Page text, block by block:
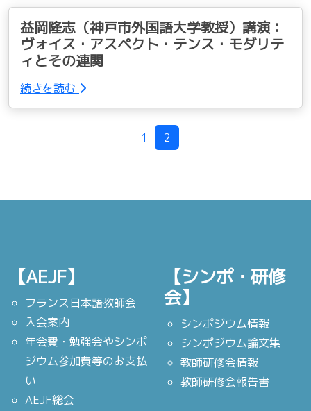
益岡隆志（神戸市外国語大学教授）講演：
ヴォイス・アスペクト・テンス・モダリテ
ィとその連関
続きを読む
1 2
【AEJF】
フランス日本語教師会
入会案内
年会費・勉強会やシンポ
ジウム参加費等のお支払
い
AEJF総会
【シンポ・研修
会】
シンポジウム情報
シンポジウム論文集
教師研修会情報
教師研修会報告書